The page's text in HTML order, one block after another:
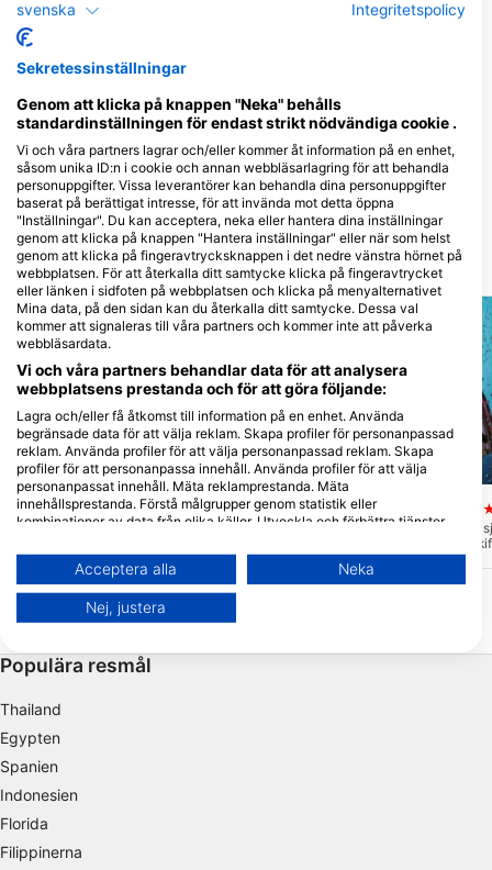
Dykcenter som serverar denna
dykplats
Mulberry Marine
Experiences
Suite 2, Unit 16 Sherrington Mews,
PO20 0FJ Selsey, West Sussex,
Storbritannien
Närliggande Dykplatser
Mares, Predrag Vuckovic
UB1195(★1.0)
U-1195 var en tysk ubåt av typ VIIC. Hon
kanalen av sjunkbomber från den
brittiska förstöraren HMS Watchman. Den
sitter upprätt på 30 meter med
kommandotornet avskilt vid tryckskölden
och lutar sig åt sidan. Börjar visa tecken
Mares, Janez Kranjc
Hedwig Lunstedt
Detta lilla tyska fartyg
1974 efter att lasten
styrbordssidan och är
maxdjup på 35 meter
Sikten kan vara 10
Populära resmål
Thailand
Egypten
Spanien
Indonesien
Florida
Filippinerna
svenska Integritetspolicy
Sekretessinställningar
Genom att klicka på knappen "Neka" behålls
standardinställningen för endast strikt nödvändiga cookie .
Vi och våra partners lagrar och/eller kommer åt information på en enhet,
såsom unika ID:n i cookie och annan webbläsarlagring för att behandla
personuppgifter. Vissa leverantörer kan behandla dina personuppgifter
baserat på berättigat intresse, för att invända mot detta öppna
"Inställningar". Du kan acceptera, neka eller hantera dina inställningar
genom att klicka på knappen "Hantera inställningar" eller när som helst
genom att klicka på fingeravtrycksknappen i det nedre vänstra hörnet på
webbplatsen. För att återkalla ditt samtycke klicka på fingeravtrycket
eller länken i sidfoten på webbplatsen och klicka på menyalternativet
Mina data, på den sidan kan du återkalla ditt samtycke. Dessa val
kommer att signaleras till våra partners och kommer inte att påverka
webbläsardata.
Vi och våra partners behandlar data för att analysera
webbplatsens prestanda och för att göra följande:
Lagra och/eller få åtkomst till information på en enhet. Använda
begränsade data för att välja reklam. Skapa profiler för personanpassad
reklam. Använda profiler för att välja personanpassad reklam. Skapa
profiler för att personanpassa innehåll. Använda profiler för att välja
personanpassat innehåll. Mäta reklamprestanda. Mäta
innehållsprestanda. Förstå målgrupper genom statistik eller
kombinationer av data från olika källor. Utveckla och förbättra tjänster.
Du hittar mer information om hur Google använder data här:
https://business.safety.google/privacy/
Data kan delas utanför EU och skickas till USA.
Ditt samtycke och cookie gäller endast denna webbplats/app.
Visa partnerlista (1 IAB-leverantörer)
Vi använder dina uppgifter för följande ändamål:
IAB:s ändamål med behandlingen:
Lagra och/eller få åtkomst till information på
en enhet
Använda begränsade data för att välja
reklam
Acceptera alla Neka
Nej, justera